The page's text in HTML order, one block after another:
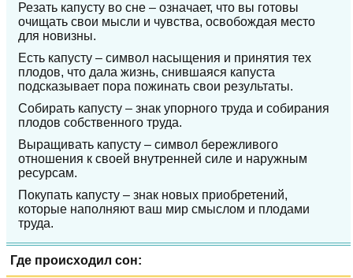
Резать капусту во сне – означает, что вы готовы
очищать свои мысли и чувства, освобождая место
для новизны.
Есть капусту – символ насыщения и принятия тех
плодов, что дала жизнь, снившаяся капуста
подсказывает пора пожинать свои результаты.
Собирать капусту – знак упорного труда и собирания
плодов собственного труда.
Выращивать капусту – символ бережливого
отношения к своей внутренней силе и наружным
ресурсам.
Покупать капусту – знак новых приобретений,
которые наполняют ваш мир смыслом и плодами
труда.
Где происходил сон: